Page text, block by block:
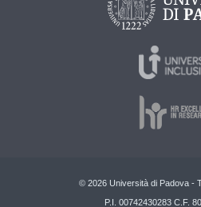
© 2026 Università di Padova -
P.I. 00742430283 C.F.